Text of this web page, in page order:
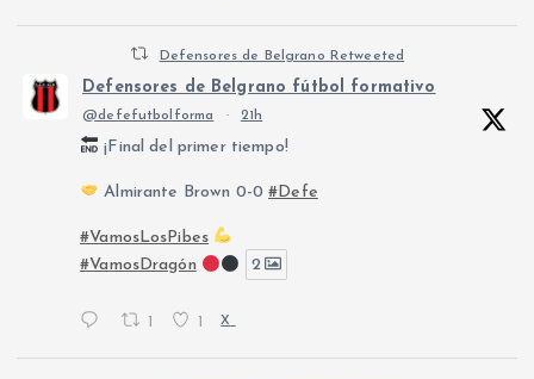
Defensores de Belgrano Retweeted
Defensores de Belgrano fútbol formativo
@defefutbolforma · 21h
¡Final del primer tiempo!
Almirante Brown 0-0#Defe
#VamosLosPibes
#VamosDragón
2
1 1 X